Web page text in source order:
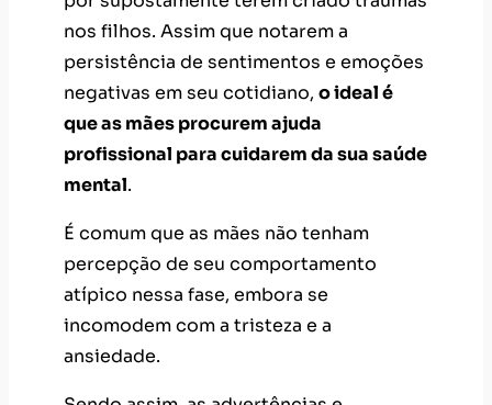
mental
É comum que as mães não tenham
percepção de seu comportamento
atípico nessa fase, embora se
incomodem com a tristeza e a
ansiedade.
Sendo assim, as advertências e
conselhos dos parceiros, familiares e
amigos podem ajudá-las a perceber
como se sentem e procurar ajuda. Então,
eles não devem ser descartados como
se fossem preocupações sem sentido.